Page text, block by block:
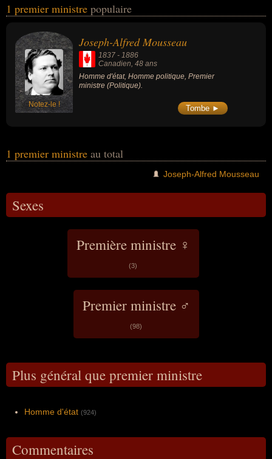
personnalités (de sexe masculin) peuvent avoir des liens variés
également avoir été homme d'état ou homme politique. En ce qui
concerne leurs nationalités au moment de leurs morts, ils peuvent
avoir été canadien par exemple.
1 premier ministre populaire
Notez-le !
Joseph-Alfred Mousseau
1837 - 1886
Canadien, 48 ans
Homme d'état, Homme politique, Premier
ministre (Politique).
Tombe ►
1 premier ministre au total
Joseph-Alfred Mousseau
Sexes
Première ministre ♀
(3)
Premier ministre ♂
(98)
Plus général que premier ministre
Homme d'état (924)
Commentaires